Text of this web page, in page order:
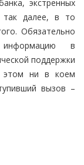
экстренных
так далее, в то
Обязательно
в
поддержки
этом ни в коем
вызов –